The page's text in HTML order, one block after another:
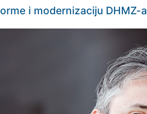
i modernizaciju DHMZ-a